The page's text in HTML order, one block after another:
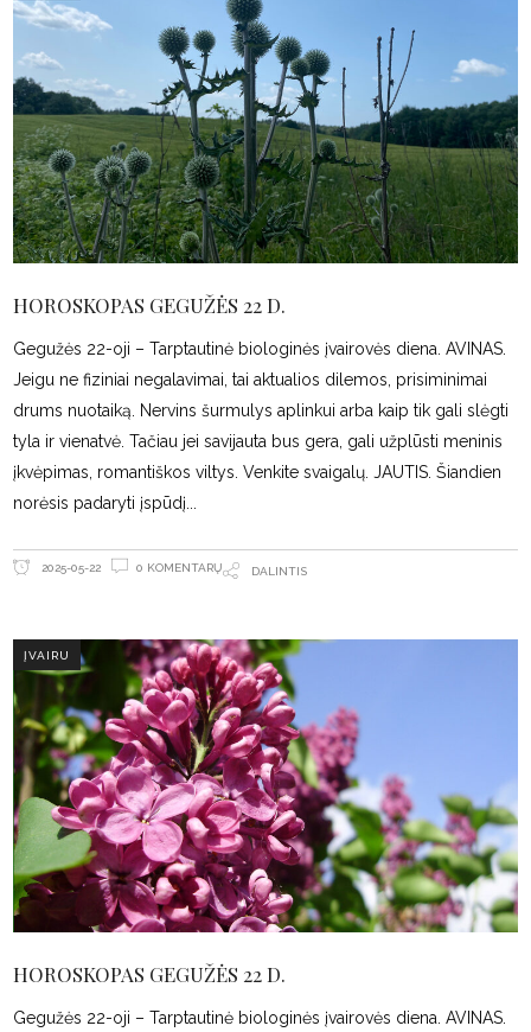
HOROSKOPAS GEGUŽĖS 22 D.
Gegužės 22-oji – Tarptautinė biologinės įvairovės diena. AVINAS.
Jeigu ne fiziniai negalavimai, tai aktualios dilemos, prisiminimai
drums nuotaiką. Nervins šurmulys aplinkui arba kaip tik gali slėgti
tyla ir vienatvė. Tačiau jei savijauta bus gera, gali užplūsti meninis
įkvėpimas, romantiškos viltys. Venkite svaigalų. JAUTIS. Šiandien
norėsis padaryti įspūdį
2025-05-22 0 KOMENTARŲ DALINTIS
ĮVAIRU
HOROSKOPAS GEGUŽĖS 22 D.
Gegužės 22-oji – Tarptautinė biologinės įvairovės diena. AVINAS.